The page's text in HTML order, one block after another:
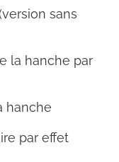
sans
la hanche par
hanche
par effet